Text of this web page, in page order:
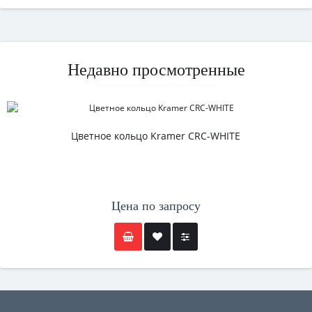
Недавно просмотренные
Цветное кольцо Kramer CRC-WHITE
Цена по запросу